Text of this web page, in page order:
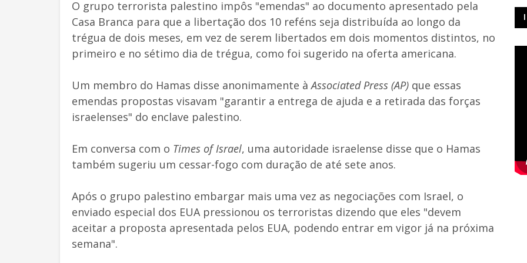
O grupo terrorista palestino impôs "emendas" ao documento apresentado pela
Casa Branca para que a libertação dos 10 reféns seja distribuída ao longo da
trégua de dois meses, em vez de serem libertados em dois momentos distintos, no
primeiro e no sétimo dia de trégua, como foi sugerido na oferta americana.
Um membro do Hamas disse anonimamente àAssociated Press (AP) que essas
emendas propostas visavam "garantir a entrega de ajuda e a retirada das forças
israelenses" do enclave palestino.
Em conversa com o Times of Israel, uma autoridade israelense disse que o Hamas
também sugeriu um cessar-fogo com duração de até sete anos.
Após o grupo palestino embargar mais uma vez as negociações com Israel, o
enviado especial dos EUA pressionou os terroristas dizendo que eles "devem
aceitar a proposta apresentada pelos EUA, podendo entrar em vigor já na próxima
semana".